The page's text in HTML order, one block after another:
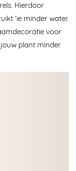
Hierdoor
‘ie minder water.
voor
plant minder